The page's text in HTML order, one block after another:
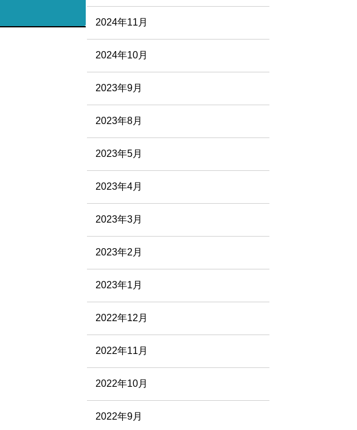
2024年11月
2024年10月
2023年9月
2023年8月
2023年5月
2023年4月
2023年3月
2023年2月
2023年1月
2022年12月
2022年11月
2022年10月
2022年9月